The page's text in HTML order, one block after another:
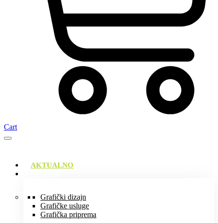
Cart
AKTUALNO
Grafički dizajn
Grafičke usluge
Grafička priprema